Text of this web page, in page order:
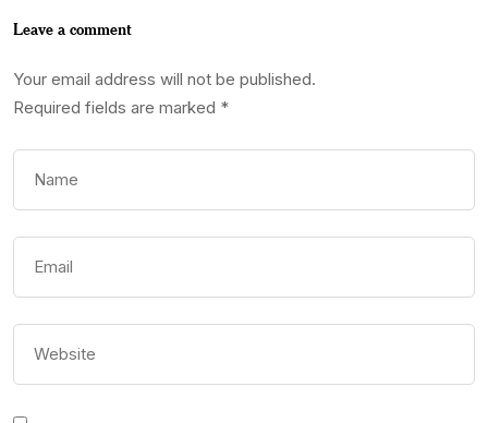
Leave a comment
Your email address will not be published.
Required fields are marked *